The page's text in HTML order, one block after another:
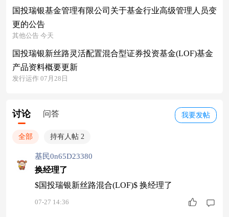
国投瑞银基金管理有限公司关于基金行业高级管理人员变
更的公告
其他公告 今天
国投瑞银新丝路灵活配置混合型证券投资基金(LOF)基金
产品资料概要更新
发行运作 07月28日
我要发帖
讨论 问答
全部 持有人帖 2
基民0n65D23380
换经理了
$国投瑞银新丝路混合(LOF)$ 换经理了
07-27 14:36